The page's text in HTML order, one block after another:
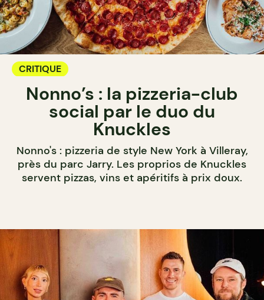
CRITIQUE
Nonno’s : la pizzeria-club
social par le duo du
Knuckles
Nonno's : pizzeria de style New York à Villeray,
près du parc Jarry. Les proprios de Knuckles
servent pizzas, vins et apéritifs à prix doux.